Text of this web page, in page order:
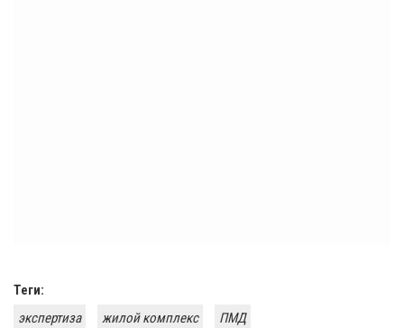
Теги:
экспертиза
жилой комплекс ПМД